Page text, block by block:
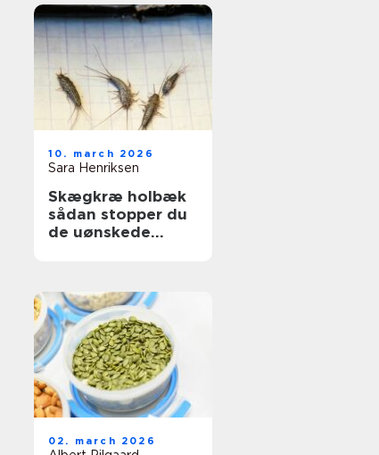
10. march 2026
Sara Henriksen
Skægkræ holbæk
sådan stopper du
de uønskede
02. march 2026